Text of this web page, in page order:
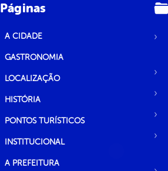
Páginas
A CIDADE
GASTRONOMIA
LOCALIZAÇÃO
HISTÓRIA
PONTOS TURÍSTICOS
INSTITUCIONAL
A PREFEITURA